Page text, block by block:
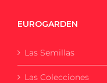
EUROGARDEN
Las Semillas
Las Colecciones